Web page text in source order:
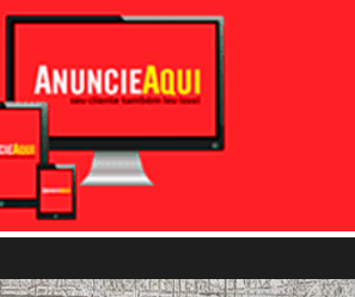
Pular para o conteúdo principal